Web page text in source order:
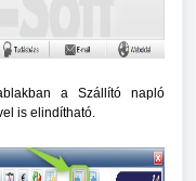
a Szállító napló
is elindítható.